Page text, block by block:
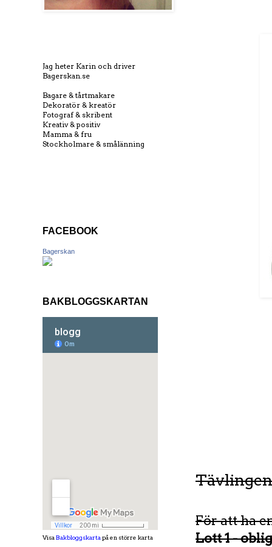
För att ha
Lott 1 -
Jag heter Karin och driver
Bagerskan.se
Bagare & tårtmakare
Dekoratör & kreatör
Fotograf & skribent
Kreativ & positiv
Mamma & fru
Stockholmare & smålänning
FACEBOOK
Bagerskan
BAKBLOGGSKARTAN
Visa Bakbloggskarta på en större karta